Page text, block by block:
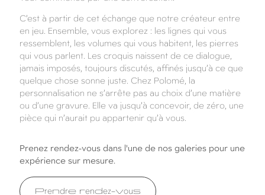
C’est à partir de cet échange que notre créateur entre
en jeu. Ensemble, vous explorez : les lignes qui vous
ressemblent, les volumes qui vous habitent, les pierres
qui vous parlent. Les croquis naissent de ce dialogue,
jamais imposés, toujours discutés, affinés jusqu’à ce que
quelque chose sonne juste. Chez Polomé, la
personnalisation ne s’arrête pas au choix d’une matière
ou d’une gravure. Elle va jusqu’à concevoir, de zéro, une
pièce qui n’aurait pu appartenir qu’à vous.
Prenez rendez-vous dans l'une de nos galeries pour une
expérience sur mesure.
Prendre rendez-vous